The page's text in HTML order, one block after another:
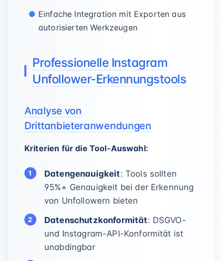
Einfache Integration mit Exporten aus
autorisierten Werkzeugen
Professionelle Instagram
Unfollower-Erkennungstools
Analyse von
Drittanbieteranwendungen
Kriterien für die Tool-Auswahl:
Datengenauigkeit: Tools sollten
95%+ Genauigkeit bei der Erkennung
von Unfollowern bieten
Datenschutzkonformität: DSGVO-
und Instagram-API-Konformität ist
unabdingbar